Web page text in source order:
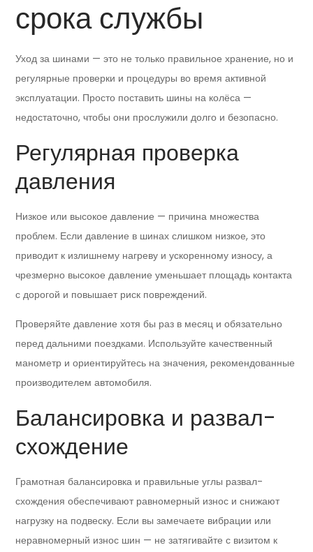
срока службы
Уход за шинами — это не только правильное хранение, но и
регулярные проверки и процедуры во время активной
эксплуатации. Просто поставить шины на колёса —
недостаточно, чтобы они прослужили долго и безопасно.
Регулярная проверка
давления
Низкое или высокое давление — причина множества
проблем. Если давление в шинах слишком низкое, это
приводит к излишнему нагреву и ускоренному износу, а
чрезмерно высокое давление уменьшает площадь контакта
с дорогой и повышает риск повреждений.
Проверяйте давление хотя бы раз в месяц и обязательно
перед дальними поездками. Используйте качественный
манометр и ориентируйтесь на значения, рекомендованные
производителем автомобиля.
Балансировка и развал-
схождение
Грамотная балансировка и правильные углы развал-
схождения обеспечивают равномерный износ и снижают
нагрузку на подвеску. Если вы замечаете вибрации или
неравномерный износ шин — не затягивайте с визитом к